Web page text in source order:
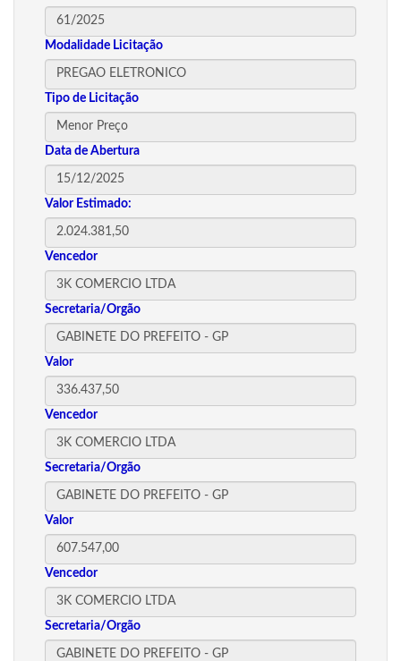
Modalidade Licitação
Tipo de Licitação
Data de Abertura
Valor Estimado:
Vencedor
Secretaria/Orgão
Valor
Vencedor
Secretaria/Orgão
Valor
Vencedor
Secretaria/Orgão